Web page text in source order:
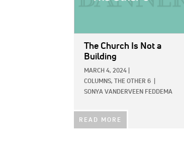
The Church Is Not a
Building
MARCH 4, 2024
COLUMNS,
THE OTHER 6
SONYA VANDERVEEN FEDDEMA
READ MORE